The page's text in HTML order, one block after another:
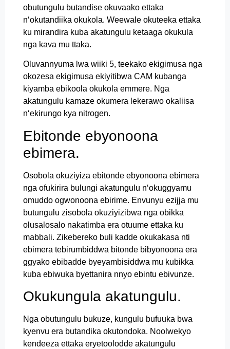
obutungulu butandise okuvaako ettaka
n‘okutandiika okukola. Weewale okuteeka ettaka
ku mirandira kuba akatungulu ketaaga okukula
nga kava mu ttaka.
Oluvannyuma lwa wiiki 5, teekako ekigimusa nga
okozesa ekigimusa ekiyitibwa CAM kubanga
kiyamba ebikoola okukola emmere. Nga
akatungulu kamaze okumera lekerawo okaliisa
n‘ekirungo kya nitrogen.
Ebitonde ebyonoona
ebimera.
Osobola okuziyiza ebitonde ebyonoona ebimera
nga ofukirira bulungi akatungulu n‘okuggyamu
omuddo ogwonoona ebirime. Envunyu ezijja mu
butungulu zisobola okuziyizibwa nga obikka
olusalosalo nakatimba era otuume ettaka ku
mabbali. Zikebereko buli kadde okukakasa nti
ebimera tebirumbiddwa bitonde bibyonoona era
ggyako ebibadde byeyambisiddwa mu kubikka
kuba ebiwuka byettanira nnyo ebintu ebivunze.
Okukungula akatungulu.
Nga obutungulu bukuze, kungulu bufuuka bwa
kyenvu era butandika okutondoka. Noolwekyo
kendeeza ettaka eryetoolodde akatungulu